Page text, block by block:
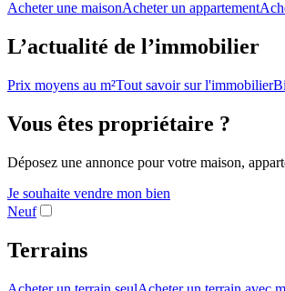
Acheter une maisonAcheter un appartement
L’actualité de l’immobilier
Prix moyens au m²Tout savoir sur l'immobilier
Vous êtes propriétaire ?
Déposez une annonce pour votre maison,
Je souhaite vendre mon bien
Neuf
Terrains